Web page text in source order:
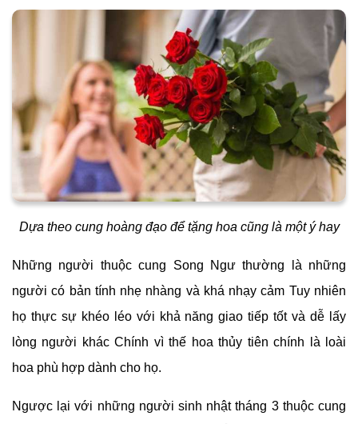
Dựa theo cung hoàng đạo để tặng hoa cũng là một ý hay
Những người thuộc cung Song Ngư thường là những
người có bản tính nhẹ nhàng và khá nhạy cảm Tuy nhiên
họ thực sự khéo léo với khả năng giao tiếp tốt và dễ lấy
lòng người khác Chính vì thế hoa thủy tiên chính là loài
hoa phù hợp dành cho họ.
Ngược lại với những người sinh nhật tháng 3 thuộc cung